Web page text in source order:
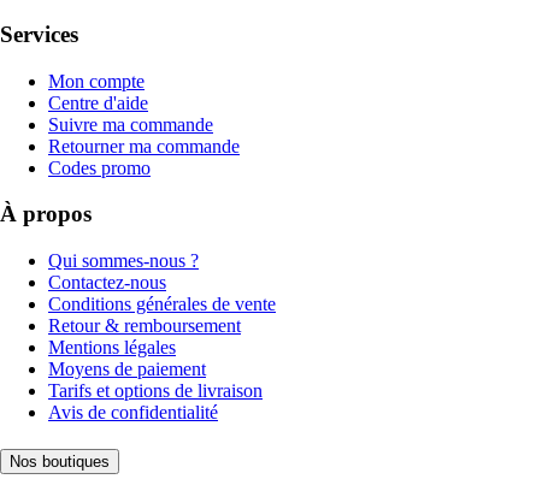
Services
Mon compte
Centre d'aide
Suivre ma commande
Retourner ma commande
Codes promo
À propos
Qui sommes-nous ?
Contactez-nous
Conditions générales de vente
Retour & remboursement
Mentions légales
Moyens de paiement
Tarifs et options de livraison
Avis de confidentialité
Nos boutiques